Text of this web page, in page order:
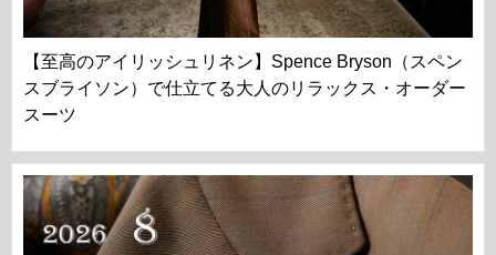
【至高のアイリッシュリネン】Spence Bryson（スペン
スブライソン）で仕立てる大人のリラックス・オーダー
スーツ